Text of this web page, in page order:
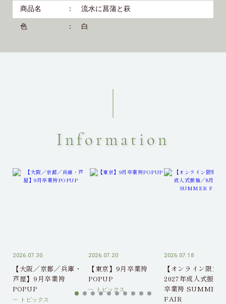
商品名 流水に菖蒲と萩
色 白
Information
2026.07.30
【大阪／京都／兵庫・
芦屋】9月卒業袴
POPUP
トピックス
2026.07.20
【東京】9月卒業袴
POPUP
トピックス
2026.07.18
【オンライン限定】
2027年成人式振袖
卒業袴 SUMMER
FAIR